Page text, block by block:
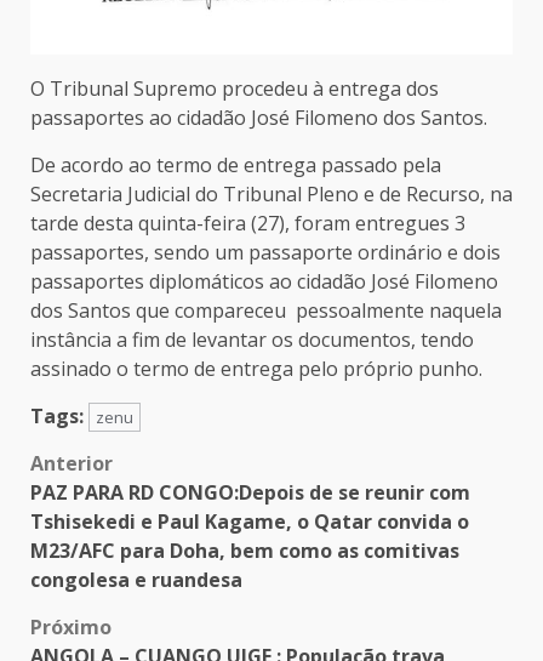
O Tribunal Supremo procedeu à entrega dos
passaportes ao cidadão José Filomeno dos Santos.
De acordo ao termo de entrega passado pela
Secretaria Judicial do Tribunal Pleno e de Recurso, na
tarde desta quinta-feira (27), foram entregues 3
passaportes, sendo um passaporte ordinário e dois
passaportes diplomáticos ao cidadão José Filomeno
dos Santos que compareceu pessoalmente naquela
instância a fim de levantar os documentos, tendo
assinado o termo de entrega pelo próprio punho.
Tags:
zenu
Post
navigation
Anterior
PAZ PARA RD CONGO:Depois de se reunir com
Tshisekedi e Paul Kagame, o Qatar convida o
M23/AFC para Doha, bem como as comitivas
congolesa e ruandesa
Próximo